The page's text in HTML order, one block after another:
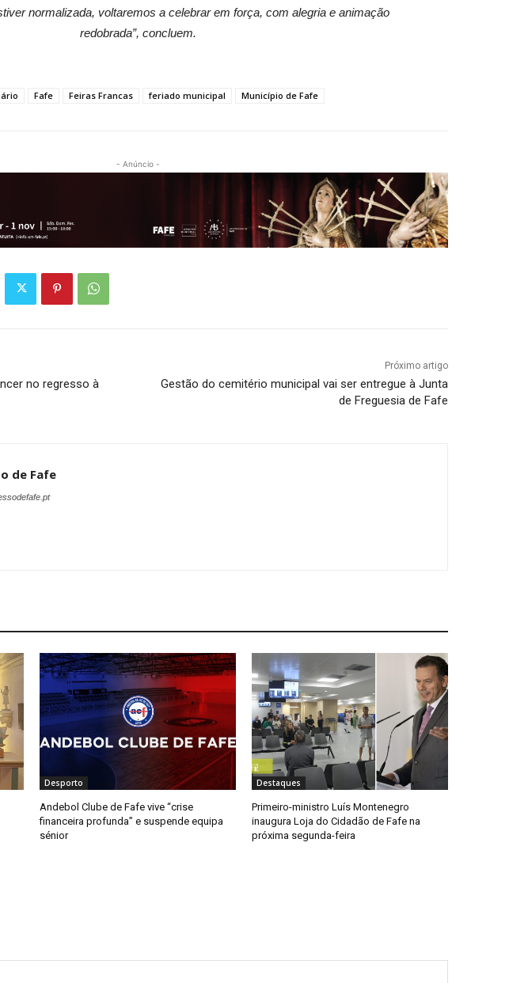
normalizada, voltaremos a celebrar em força, com alegria e animação
redobrada”, concluem.
Fafe Feiras Francas feriado municipal Município de Fafe
- Anúncio -
no regresso à
Próximo artigo
Gestão do cemitério municipal vai ser entregue à Junta
de Freguesia de Fafe
de Fafe
Desporto
Andebol Clube de Fafe vive “crise
financeira profunda” e suspende equipa
sénior
Destaques
Primeiro-ministro Luís Montenegro
inaugura Loja do Cidadão de Fafe na
próxima segunda-feira